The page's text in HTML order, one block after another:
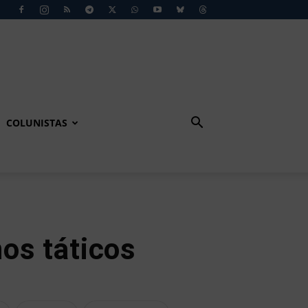
COLUNISTAS
táticos